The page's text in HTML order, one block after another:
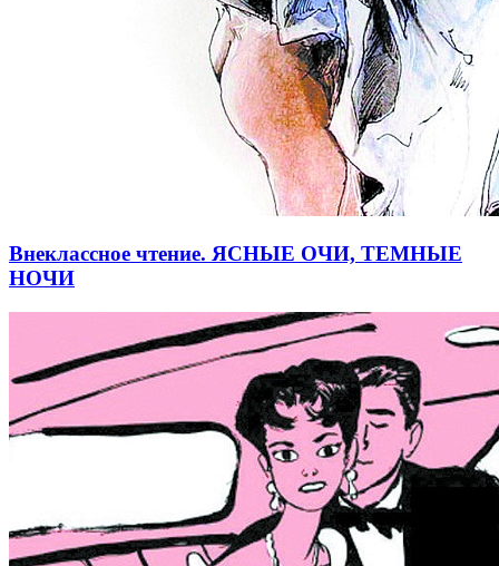
Внеклассное чтение. ЯСНЫЕ ОЧИ, ТЕМНЫЕ
НОЧИ